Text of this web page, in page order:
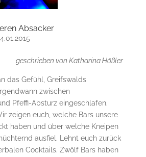
Absacker
geschrieben von Katharina Hößler
das Gefühl, Greifswalds
zwischen
Pfeffi-Absturz eingeschlafen.
zeigen euch, welche Bars unsere
haben und über welche Kneipen
ausfiel. Lehnt euch zurück
Cocktails. Zwölf Bars haben